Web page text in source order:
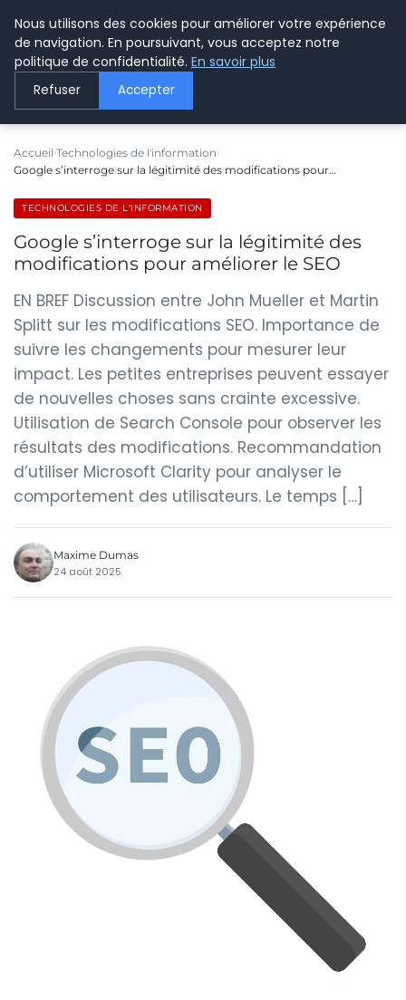
LE WEBMARKETING
Accueil Technologies de l'information
Google s’interroge sur la légitimité des modifications pour…
TECHNOLOGIES DE L'INFORMATION
Google s’interroge sur la légitimité des
modifications pour améliorer le SEO
EN BREF Discussion entre John Mueller et Martin
Splitt sur les modifications SEO. Importance de
suivre les changements pour mesurer leur
impact. Les petites entreprises peuvent essayer
de nouvelles choses sans crainte excessive.
Utilisation de Search Console pour observer les
résultats des modifications. Recommandation
d’utiliser Microsoft Clarity pour analyser le
comportement des utilisateurs. Le temps […]
Maxime Dumas
24 août 2025
Nous utilisons des cookies pour améliorer votre expérience
de navigation. En poursuivant, vous acceptez notre
politique de confidentialité. En savoir plus
Refuser Accepter